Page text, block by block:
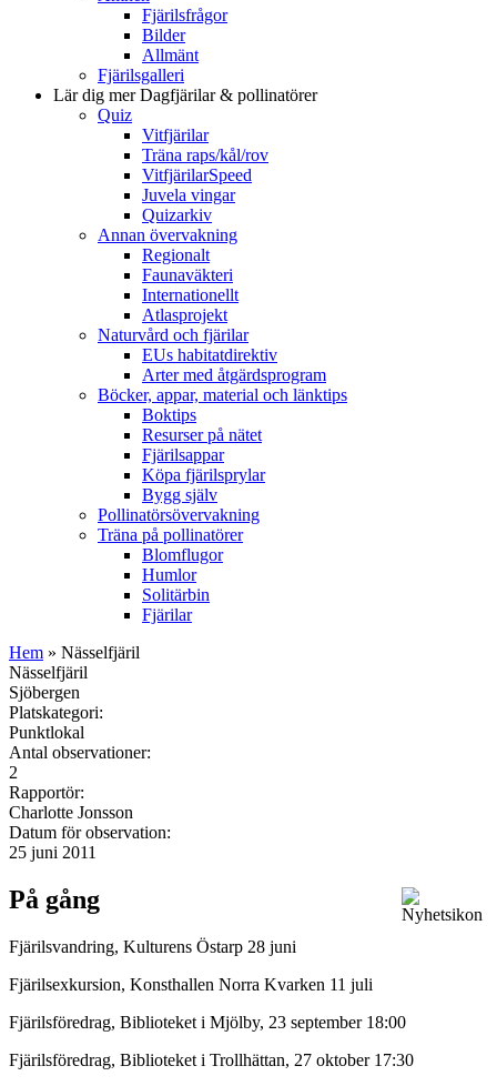
Fjärilsfrågor
Bilder
Allmänt
Fjärilsgalleri
Lär dig merDagfjärilar & pollinatörer
Quiz
Vitfjärilar
Träna raps/kål/rov
VitfjärilarSpeed
Juvela vingar
Quizarkiv
Annan övervakning
Regionalt
Faunaväkteri
Internationellt
Atlasprojekt
Naturvård och fjärilar
EUs habitatdirektiv
Arter med åtgärdsprogram
Böcker, appar, material och länktips
Boktips
Resurser på nätet
Fjärilsappar
Köpa fjärilsprylar
Bygg själv
Pollinatörsövervakning
Träna på pollinatörer
Blomflugor
Humlor
Solitärbin
Fjärilar
Hem » Nässelfjäril
Nässelfjäril
Sjöbergen
Platskategori:
Punktlokal
Antal observationer:
2
Rapportör:
Charlotte Jonsson
Datum för observation:
25 juni 2011
På gång
Fjärilsvandring, Kulturens Östarp 28 juni
Fjärilsexkursion, Konsthallen Norra Kvarken 11 juli
Fjärilsföredrag, Biblioteket i Mjölby, 23 september 18:00
Fjärilsföredrag, Biblioteket i Trollhättan, 27 oktober 17:30